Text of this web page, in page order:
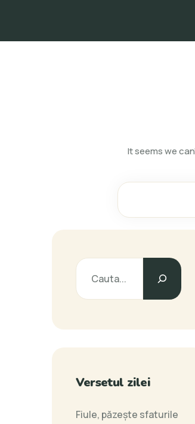
It seems we
Versetul zilei
Fiule, păzeşte sfaturile